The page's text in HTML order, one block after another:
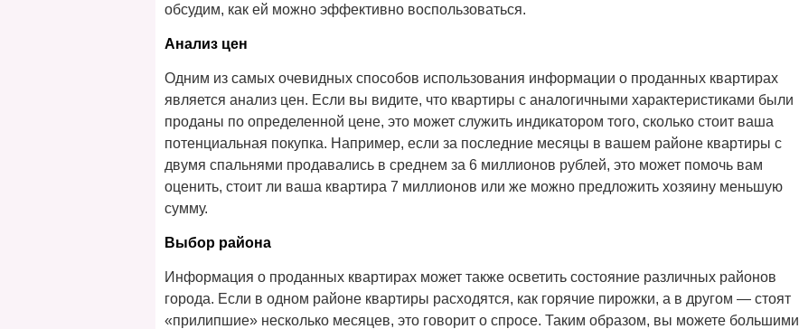
обсудим, как ей можно эффективно воспользоваться.
Анализ цен
Одним из самых очевидных способов использования информации о проданных квартирах
является анализ цен. Если вы видите, что квартиры с аналогичными характеристиками были
проданы по определенной цене, это может служить индикатором того, сколько стоит ваша
потенциальная покупка. Например, если за последние месяцы в вашем районе квартиры с
двумя спальнями продавались в среднем за 6 миллионов рублей, это может помочь вам
оценить, стоит ли ваша квартира 7 миллионов или же можно предложить хозяину меньшую
сумму.
Выбор района
Информация о проданных квартирах может также осветить состояние различных районов
города. Если в одном районе квартиры расходятся, как горячие пирожки, а в другом — стоят
«прилипшие» несколько месяцев, это говорит о спросе. Таким образом, вы можете большими